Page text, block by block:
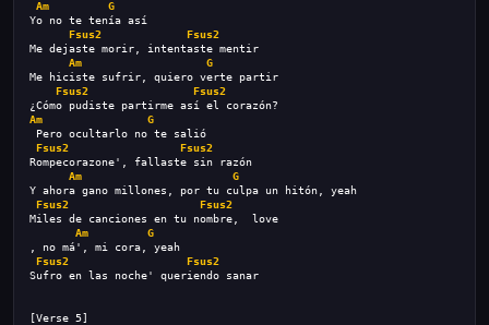
Am
G
Yo no te tenía así
Fsus2
Fsus2
Me dejaste morir, intentaste mentir
Am
G
Me hiciste sufrir, quiero verte partir
Fsus2
Fsus2
¿Cómo pudiste partirme así el corazón?
Am
G
Pero ocultarlo no te salió
Fsus2
Fsus2
Rompecorazone', fallaste sin razón
Am
G
Y ahora gano millones, por tu culpa un hitón, yeah
Fsus2
Fsus2
Miles de canciones en tu nombre,  love
Am
G
, no má', mi cora, yeah
Fsus2
Fsus2
Sufro en las noche' queriendo sanar
[Verse 5]